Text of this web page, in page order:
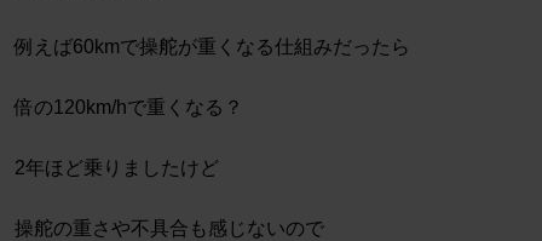
例えば60kmで操舵が重くなる仕組みだったら
倍の120km/hで重くなる？
2年ほど乗りましたけど
操舵の重さや不具合も感じないので